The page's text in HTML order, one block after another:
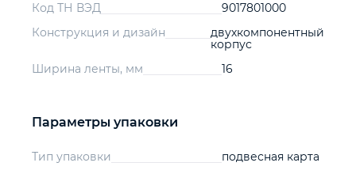
Код ТН ВЭД
9017801000
Конструкция и дизайн
двухкомпонентный
корпус
Ширина ленты, мм
16
Параметры упаковки
Тип упаковки
подвесная карта